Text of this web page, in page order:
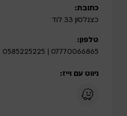
כתובת:
כצנלסון 33 לוד
טלפון:
07770066865 | 0585225225
ניווט עם וייז: